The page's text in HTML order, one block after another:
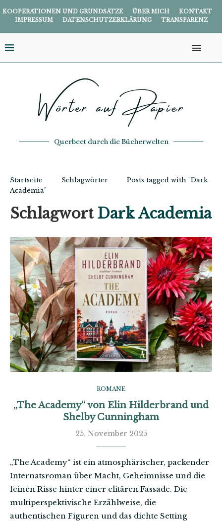
KOOPERATIONEN UND GRUNDSÄTZE ÜBER MICH
KONTAKT
IMPRESSUM
DATENSCHUTZERKLÄRUNG TRANSPARENZ
Querbeet durch die Bücherwelten
Startseite Schlagwörter
Posts tagged with "Dark
Academia"
Schlagwort Dark Academia
ROMANE
„The Academy“ von Elin Hilderbrand und
Shelby Cunningham
25. November 2025
„The Academy“ ist ein atmosphärischer, packender
Internatsroman über Macht, Geheimnisse und die
feinen Risse hinter einer elitären Fassade. Die
multiperspektivische Erzählweise, die
authentischen Figuren und das dichte Setting